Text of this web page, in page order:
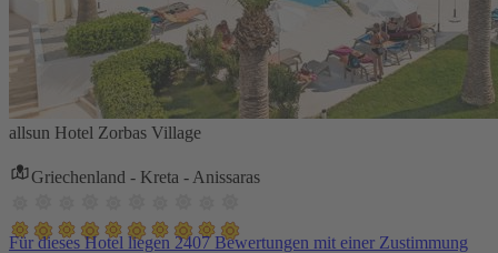
allsun Hotel Zorbas Village
Griechenland - Kreta - Anissaras
Für dieses Hotel liegen 2407 Bewertungen mit einer Zustimmung